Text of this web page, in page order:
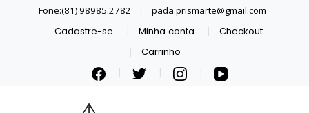
Fone:(81) 98985.2782 pada.prismarte@gmail.com
Cadastre-se Minha conta
Checkout
Carrinho